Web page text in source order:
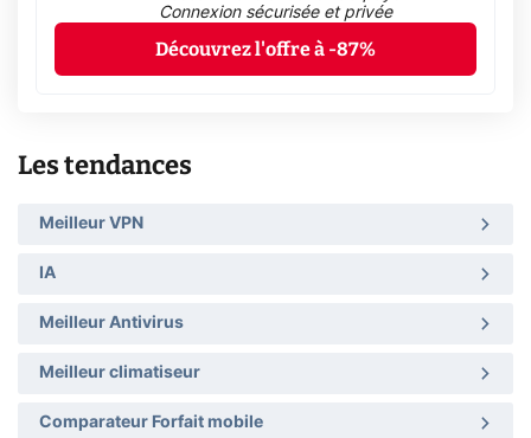
Connexion sécurisée et privée
Découvrez l'offre à -87%
Les tendances
Meilleur VPN
IA
Meilleur Antivirus
Meilleur climatiseur
Comparateur Forfait mobile